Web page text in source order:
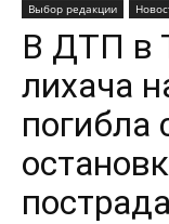
Выбор редакции
В ДТП в
лихача
погибла